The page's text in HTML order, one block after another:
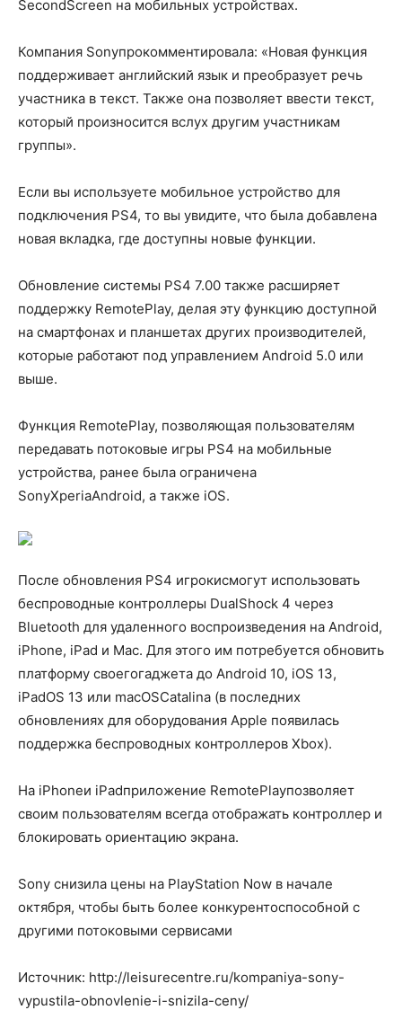
SecondScreen на мобильных устройствах.
Компания Sonyпрокомментировала: «Новая функция
поддерживает английский язык и преобразует речь
участника в текст. Также она позволяет ввести текст,
который произносится вслух другим участникам
группы».
Если вы используете мобильное устройство для
подключения PS4, то вы увидите, что была добавлена
новая вкладка, где доступны новые функции.
Обновление системы PS4 7.00 также расширяет
поддержку RemotePlay, делая эту функцию доступной
на смартфонах и планшетах других производителей,
которые работают под управлением Android 5.0 или
выше.
Функция RemotePlay, позволяющая пользователям
передавать потоковые игры PS4 на мобильные
устройства, ранее была ограничена
SonyXperiaAndroid, а также iOS.
После обновления PS4 игрокисмогут использовать
беспроводные контроллеры DualShock 4 через
Bluetooth для удаленного воспроизведения на Android,
iPhone, iPad и Mac. Для этого им потребуется обновить
платформу своегогаджета до Android 10, iOS 13,
iPadOS 13 или macOSCatalina (в последних
обновлениях для оборудования Apple появилась
поддержка беспроводных контроллеров Xbox).
На iPhoneи iPadприложение RemotePlayпозволяет
своим пользователям всегда отображать контроллер и
блокировать ориентацию экрана.
Sony снизила цены на PlayStation Now в начале
октября, чтобы быть более конкурентоспособной с
другими потоковыми сервисами
Источник: http://leisurecentre.ru/kompaniya-sony-
vypustila-obnovlenie-i-snizila-ceny/